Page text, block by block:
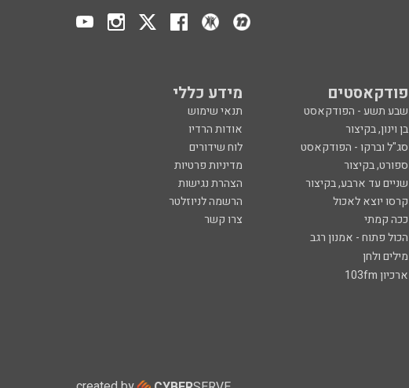
פודקאסטים מידע כללי
שבע תשע - הפודקאסט
תנאי שימוש
בן וינון, בקיצור
אודות הרדיו
סג"ל וברקו - הפודקאסט
לוח שידורים
ספורט, בקיצור
מדיניות פרטיות
שניים עד ארבע, בקיצור
הצהרת נגישות
קרסו יוצא לאכול
הרשמה לניוזלטר
ככה קמתי
צרו קשר
הכול פתוח - אמנון רגב
מילים ולחן
ארכיון 103fm